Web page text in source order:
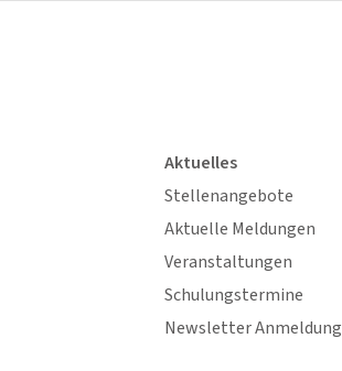
Aktuelles
Stellenangebote
Aktuelle Meldungen
Veranstaltungen
Schulungstermine
Newsletter Anmeldung